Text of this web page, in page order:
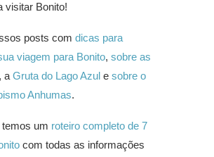
visitar Bonito!
posts com dicas para
viagem para Bonito, sobre as
, a Gruta do Lago Azul e sobre o
Anhumas.
um roteiro completo de 7
com todas as informações